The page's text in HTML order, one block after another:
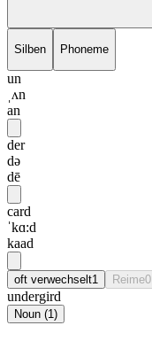
Silben Phoneme
un
ˌʌn
an
der
də
dē
card
ˈkɑ:d
kaad
oft verwechselt1 Reime0
undergird
Noun (1)